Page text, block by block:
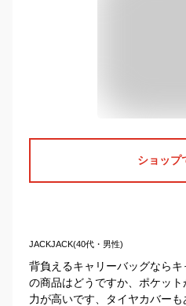
ショップ
JACKJACK(40代・男性)
背負えるキャリーバッグなら
の商品はどうですか、ポケッ
力が高いです、タイヤカバー